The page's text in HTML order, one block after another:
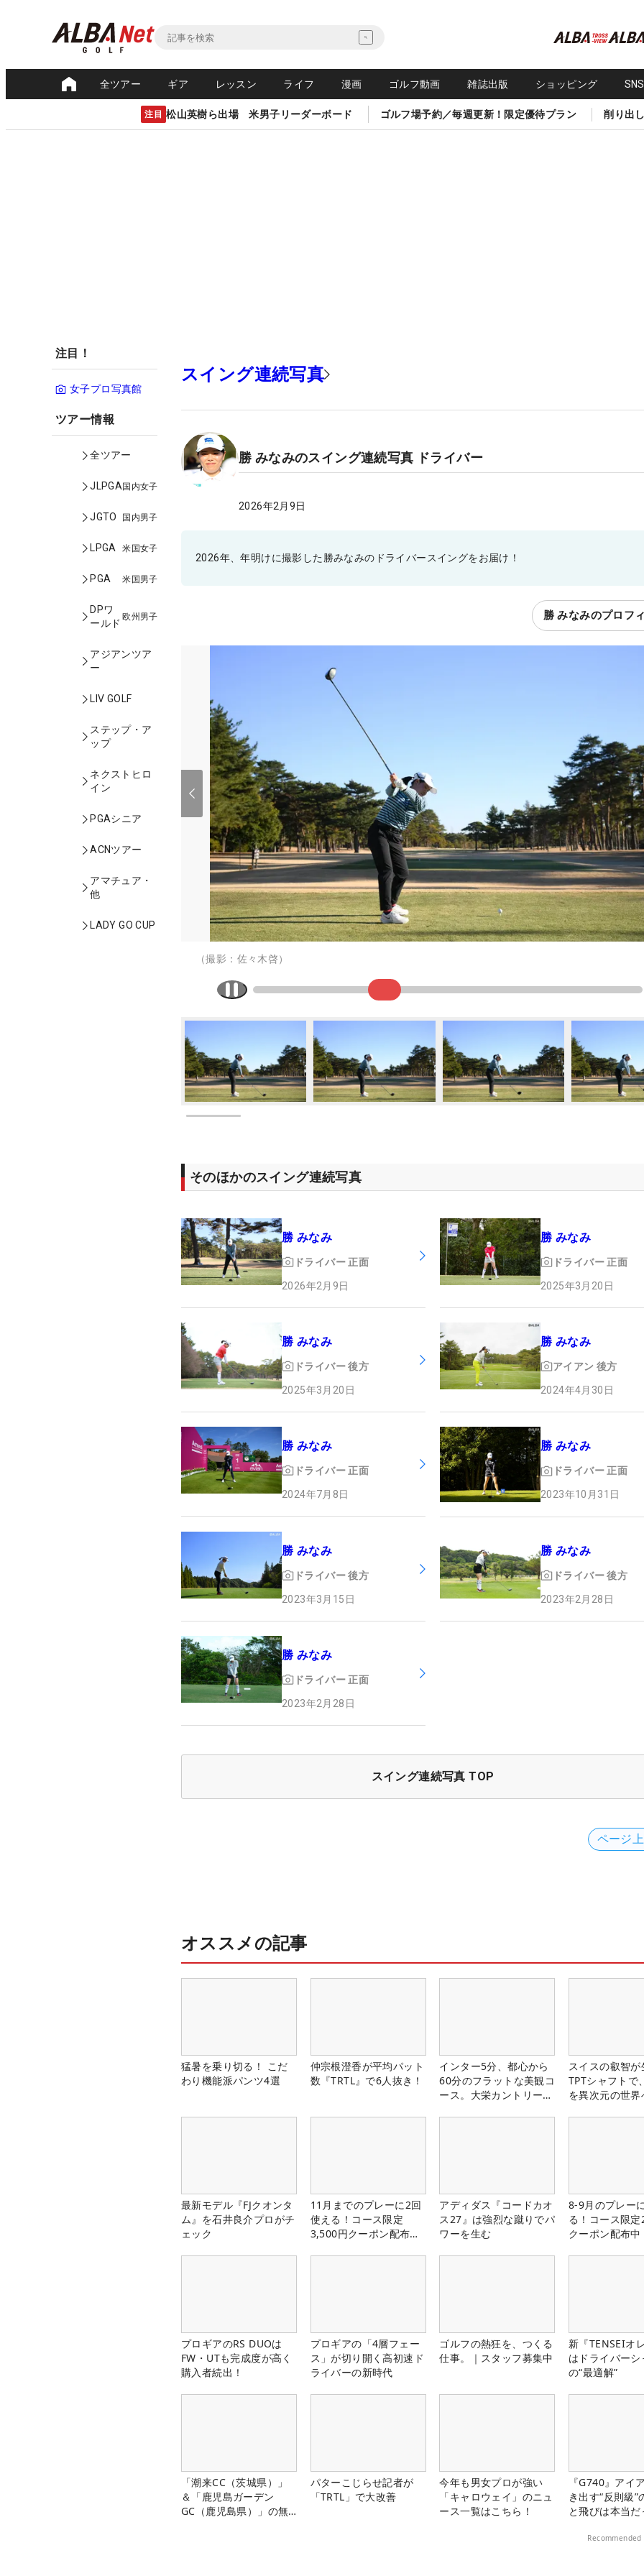
全ツアー ギア レッスン ライフ 漫画 ゴルフ動画 雑誌出版 ショッピング
注目 松山英樹ら出場 米男子リーダーボード ゴルフ場予約／毎週更新！限定優待プラン 削り出
注目！
女子プロ写真館
ツアー情報
全ツアー
JLPGA国内女子
JGTO 国内男子
LPGA 米国女子
PGA 米国男子
DPワ
ールド
欧州男子
アジアンツア
ー
LIV GOLF
ステップ・ア
ップ
ネクストヒロ
イン
PGAシニア
ACNツアー
アマチュア・
他
LADY GO CUP
スイング連続写真
勝 みなみのスイング連続写真 ドライバー
2026年2月9日
2026年、年明けに撮影した勝みなみのドライバースイングをお届け！
勝 みなみのプロフ
（撮影：佐々木啓）
そのほかのスイング連続写真
勝 みなみ
ドライバー 正面
2026年2月9日
勝 みなみ
ドライバー 正面
2025年3月20日
勝 みなみ
ドライバー 後方
2025年3月20日
勝 みなみ
アイアン 後方
2024年4月30日
勝 みなみ
ドライバー 正面
2024年7月8日
勝 みなみ
ドライバー 正面
2023年10月31日
勝 みなみ
ドライバー 後方
2023年3月15日
勝 みなみ
ドライバー 後方
2023年2月28日
勝 みなみ
ドライバー 正面
2023年2月28日
スイング連続写真 TOP
ページ
オススメの記事
猛暑を乗り切る！ こだ
わり機能派パンツ4選
仲宗根澄香が平均パット
数『TRTL』で6人抜き！
インター5分、都心から
60分のフラットな美観コ
ース。大栄カントリー俱
スイスの叡智が
TPTシャフトで
を異次元の世界
最新モデル『FJクオンタ
ム』を石井良介プロがチ
ェック
11月までのプレーに2回
使える！コース限定
3,500円クーポン配布
アディダス『コードカオ
ス27』は強烈な蹴りでパ
ワーを生む
8-9月のプレー
る！コース限
クーポン配布中
プロギアのRS DUOは
FW・UTも完成度が高く
購入者続出！
プロギアの「4層フェー
ス」が切り開く高初速ド
ライバーの新時代
ゴルフの熱狂を、つくる
仕事。｜スタッフ募集中
新『TENSEIオ
はドライバーシ
の“最適解”
「潮来CC（茨城県）」
＆「鹿児島ガーデン
GC（鹿児島県）」の無
パターこじらせ記者が
「TRTL」で大改善
今年も男女プロが強い
「キャロウェイ」のニュ
ース一覧はこちら！
『G740』アイ
き出す“反則級”
と飛びは本当
Recommended